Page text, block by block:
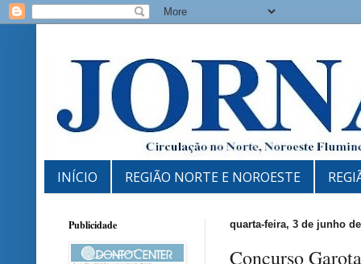
INÍCIO REGIÃO NORTE E NOROESTE
quarta-feira, 3 de junho
Concurso
Publicidade